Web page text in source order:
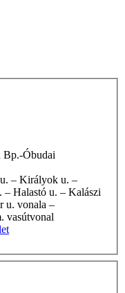
Halastó u. – Kalászi
u. vonala –
vasútvonal